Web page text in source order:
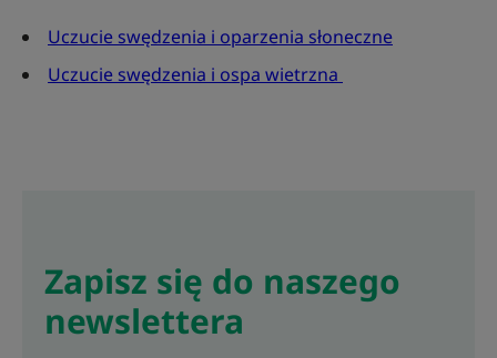
Uczucie swędzenia i oparzenia słoneczne
Uczucie swędzenia i ospa wietrzna
Zapisz się do naszego
newslettera